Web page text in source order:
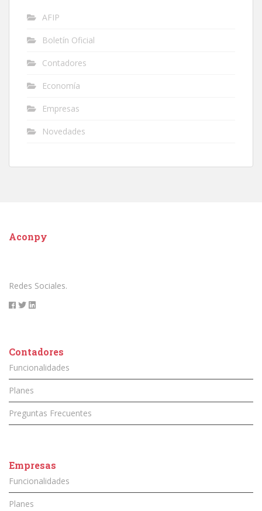
AFIP
Boletín Oficial
Contadores
Economía
Empresas
Novedades
Aconpy
Redes Sociales.
Contadores
Funcionalidades
Planes
Preguntas Frecuentes
Empresas
Funcionalidades
Planes